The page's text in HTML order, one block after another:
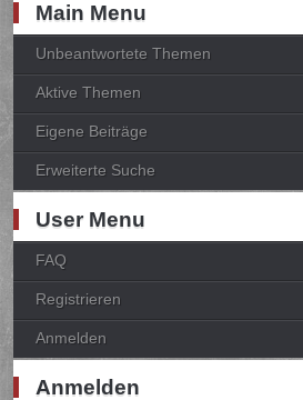
Main Menu
Unbeantwortete Themen
Aktive Themen
Eigene Beiträge
Erweiterte Suche
User Menu
FAQ
Registrieren
Anmelden
Anmelden